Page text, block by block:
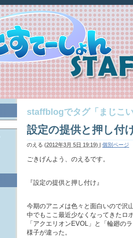
staffblogでタグ「まじこ
設定の提供と押し付
のえる (2012年3月 5日 19:19) | 個別ページ
ごきげんよう、のえるです。
『設定の提供と押し付け』
今期のアニメは色々と面白いので沢
中でもここ最近少なくなってきたロ
「アクエリオンEVOL」と「輪廻の
様子が違った。